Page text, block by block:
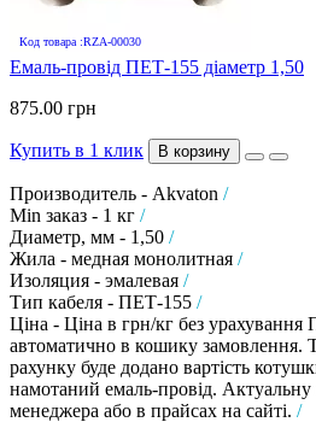
Код товара :RZA-00030
Емаль-провід ПЕТ-155 діаметр 1,50
875.00 грн
Купить в 1 клик В корзину
Производитель - Akvaton /
Min заказ - 1 кг /
Диаметр, мм - 1,50 /
Жила - медная монолитная /
Изоляция - эмалевая /
Тип кабеля - ПЕТ-155 /
Ціна - Ціна в грн/кг без
автоматично в кошику замовлення.
рахунку буде додано вартість
намотаний емаль-провід. Актуальну
менеджера або в прайсах на сайті. /